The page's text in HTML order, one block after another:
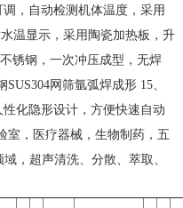
，自动检测机体温度，采用
温显示，采用陶瓷加热板，升
锈钢，一次冲压成型，无焊
网筛氩弧焊成形 15、
化隐形设计，方便快速自动
室，医疗器械，生物制药，五
，超声清洗、分散、萃取、